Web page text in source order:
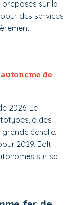
sur la
des services
de
2026. Le
à des
échelle.
2029. Bolt
sur sa